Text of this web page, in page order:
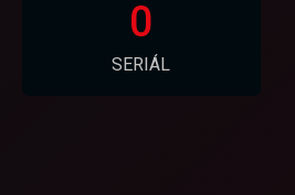
0
SERIÁL